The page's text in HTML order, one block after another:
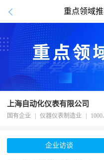
重点领域
上海自动化仪表有限公司
国有企业 仪器仪表制造业
1、招聘对象：2020届毕业生
企业访谈